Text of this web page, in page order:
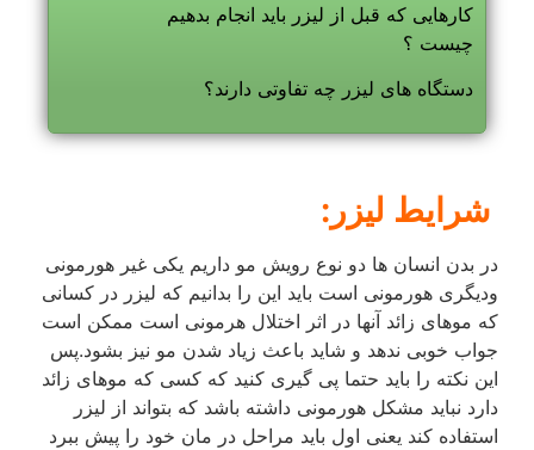
کارهایی که قبل از لیزر باید انجام بدهیم
چیست ؟
دستگاه های لیزر چه تفاوتی دارند؟
شرایط لیزر:
در بدن انسان ها دو نوع رویش مو داریم یکی غیر هورمونی
ودیگری هورمونی است باید این را بدانیم که لیزر در کسانی
که موهای زائد آنها در اثر اختلال هرمونی است ممکن است
جواب خوبی ندهد و شاید باعث زیاد شدن مو نیز بشود.پس
این نکته را باید حتما پی گیری کنید که کسی که موهای زائد
دارد نباید مشکل هورمونی داشته باشد که بتواند از لیزر
استفاده کند یعنی اول باید مراحل در مان خود را پیش ببرد